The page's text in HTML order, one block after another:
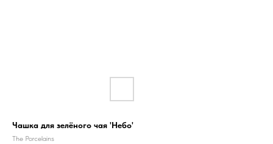
Чашка для зелёного чая 'Небо'
The Porcelains